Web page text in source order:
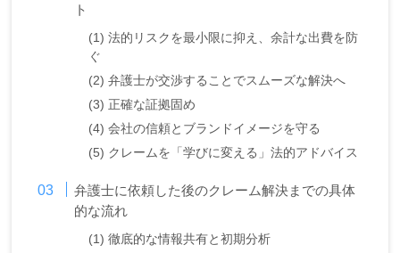
ト
(1) 法的リスクを最小限に抑え、余計な出費を防
ぐ
(2) 弁護士が交渉することでスムーズな解決へ
(3) 正確な証拠固め
(4) 会社の信頼とブランドイメージを守る
(5) クレームを「学びに変える」法的アドバイス
弁護士に依頼した後のクレーム解決までの具体
的な流れ
(1) 徹底的な情報共有と初期分析